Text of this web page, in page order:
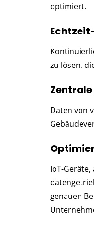
optimiert.
zu lösen,
Daten von
IoT-
genauen